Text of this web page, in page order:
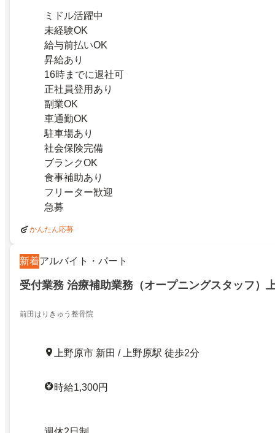
ミドル活躍中
未経験OK
給与前払いOK
昇給あり
16時までに退社可
正社員登用あり
副業OK
車通勤OK
駐車場あり
社会保険完備
ブランクOK
食事補助あり
フリーター歓迎
急募
かんたん応募
新着アルバイト・パート
受付業務 治療補助業務（オープニングスタッフ）
前田はりきゅう整骨院
上野原市 新田 / 上野原駅 徒歩2分
時給1,300円